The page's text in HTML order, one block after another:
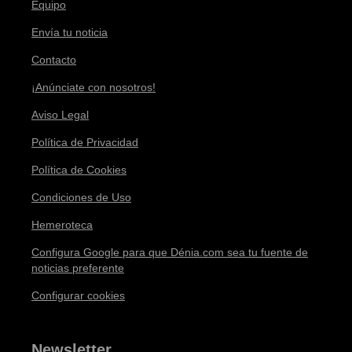
Equipo
Envía tu noticia
Contacto
¡Anúnciate con nosotros!
Aviso Legal
Política de Privacidad
Política de Cookies
Condiciones de Uso
Hemeroteca
Configura Google para que Dénia.com sea tu fuente de
noticias preferente
Configurar cookies